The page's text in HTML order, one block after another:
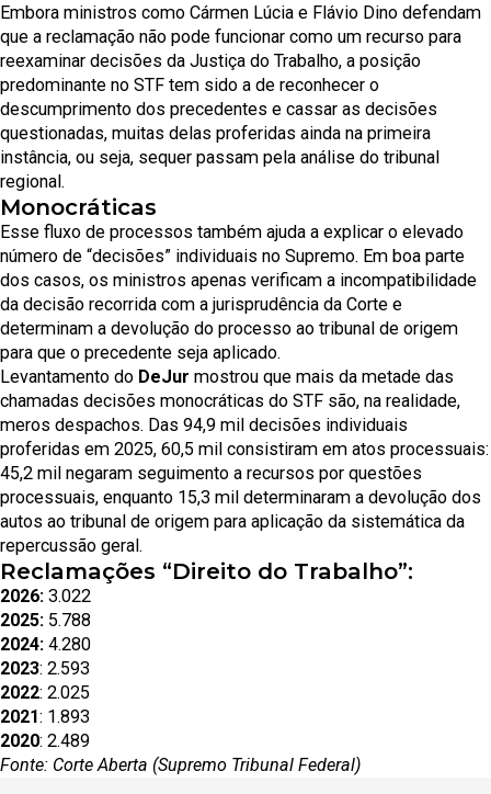
Embora ministros como Cármen Lúcia e Flávio Dino defendam
que a reclamação não pode funcionar como um recurso para
reexaminar decisões da Justiça do Trabalho, a posição
predominante no STF tem sido a de reconhecer o
descumprimento dos precedentes e cassar as decisões
questionadas, muitas delas proferidas ainda na primeira
instância, ou seja, sequer passam pela análise do tribunal
regional.
Monocráticas
Esse fluxo de processos também ajuda a explicar o elevado
número de “decisões” individuais no Supremo. Em boa parte
dos casos, os ministros apenas verificam a incompatibilidade
da decisão recorrida com a jurisprudência da Corte e
determinam a devolução do processo ao tribunal de origem
para que o precedente seja aplicado.
Levantamento do DeJur mostrou que mais da metade das
chamadas decisões monocráticas do STF são, na realidade,
meros despachos. Das 94,9 mil decisões individuais
proferidas em 2025, 60,5 mil consistiram em atos processuais:
45,2 mil negaram seguimento a recursos por questões
processuais, enquanto 15,3 mil determinaram a devolução dos
autos ao tribunal de origem para aplicação da sistemática da
repercussão geral.
Reclamações “Direito do Trabalho”:
2026: 3.022
2025: 5.788
2024: 4.280
2023: 2.593
2022: 2.025
2021: 1.893
2020: 2.489
Fonte: Corte Aberta (Supremo Tribunal Federal)